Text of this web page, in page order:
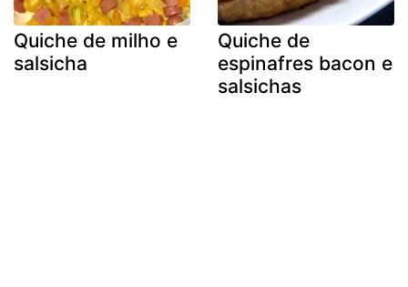
Quiche de milho e
salsicha
Quiche de
espinafres bacon e
salsichas